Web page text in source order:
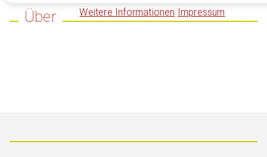
Über Weitere Informationen Impressum